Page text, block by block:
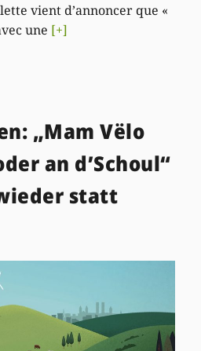
vient d’annoncer que «
une [+]
„Mam Vëlo
an d’Schoul“
statt